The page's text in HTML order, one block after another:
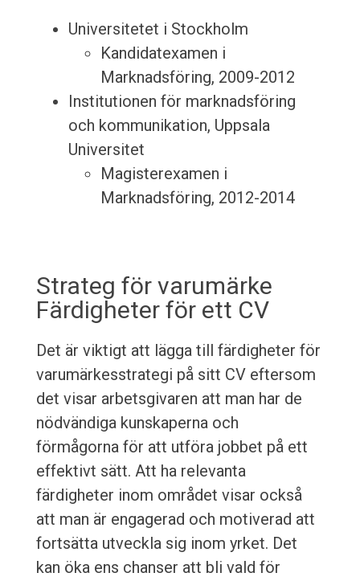
Universitetet i Stockholm
Kandidatexamen i
Marknadsföring, 2009-2012
Institutionen för marknadsföring
och kommunikation, Uppsala
Universitet
Magisterexamen i
Marknadsföring, 2012-2014
Strateg för varumärke
Färdigheter för ett CV
Det är viktigt att lägga till färdigheter för
varumärkesstrategi på sitt CV eftersom
det visar arbetsgivaren att man har de
nödvändiga kunskaperna och
förmågorna för att utföra jobbet på ett
effektivt sätt. Att ha relevanta
färdigheter inom området visar också
att man är engagerad och motiverad att
fortsätta utveckla sig inom yrket. Det
kan öka ens chanser att bli vald för